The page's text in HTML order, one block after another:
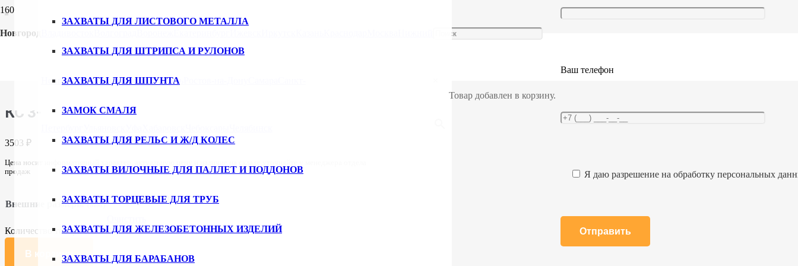
Новгород
НовгородНовосибирскОмскПермь
Ваш телефон
Я даю разрешение на обработку персональных
ЗАХВАТЫ ДЛЯ ЛИСТОВОГО МЕТАЛЛА
ЗАХВАТЫ ДЛЯ ШТРИПСА И РУЛОНОВ
ЗАХВАТЫ ДЛЯ ШПУНТА
ЗАМОК СМАЛЯ
ЗАХВАТЫ ДЛЯ РЕЛЬС И Ж/Д КОЛЕС
ЗАХВАТЫ ВИЛОЧНЫЕ ДЛЯ ПАЛЛЕТ И ПОДДОНОВ
ЗАХВАТЫ ТОРЦЕВЫЕ ДЛЯ ТРУБ
ЗАХВАТЫ ДЛЯ ЖЕЛЕЗОБЕТОННЫХ ИЗДЕЛИЙ
ЗАХВАТЫ ДЛЯ БАРАБАНОВ
Товар добавлен в корзину.
автомобилей и автомобилей с открытой платформой
КС 3-3
3503 ₽
Цена носит информативный характер, актуальную цену и наличие на складе уточняйте у менеджера отдела
продаж
Внешние размеры (мм)
925×1600
Количество товара КС 3-3
В корзину